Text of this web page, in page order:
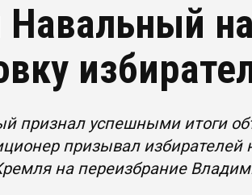
Навальный
признал успешными итоги
призывал
на переизбрание